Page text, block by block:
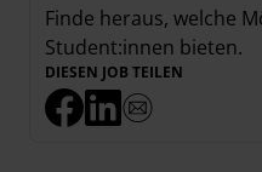
Finde heraus, welche
Student:innen bieten.
DIESEN JOB TEILEN